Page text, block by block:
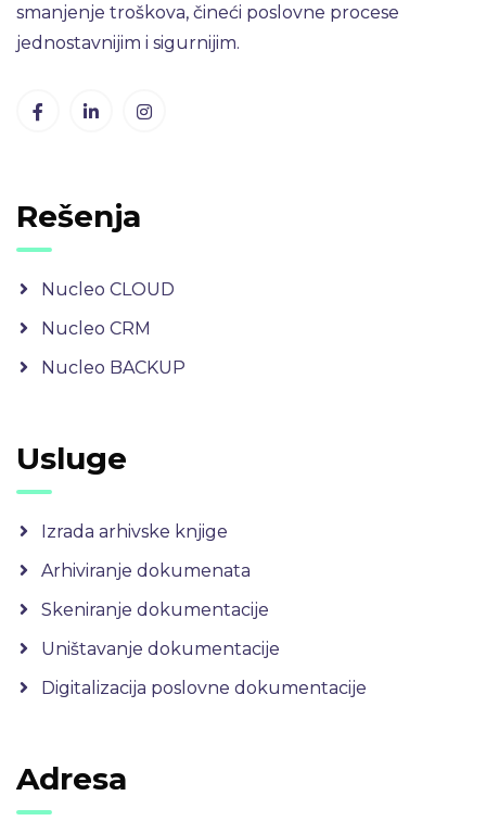
smanjenje troškova, čineći poslovne procese
jednostavnijim i sigurnijim.
Rešenja
Nucleo CLOUD
Nucleo CRM
Nucleo BACKUP
Usluge
Izrada arhivske knjige
Arhiviranje dokumenata
Skeniranje dokumentacije
Uništavanje dokumentacije
Digitalizacija poslovne dokumentacije
Adresa